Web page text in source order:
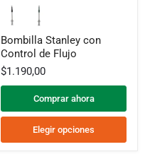
Stanley
con
Control
de
Flujo
Bombilla Stanley con
Control de Flujo
$1.190,00
Comprar ahora
Elegir opciones